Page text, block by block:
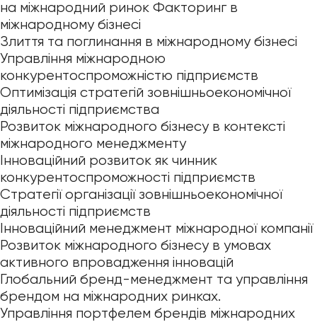
на міжнародний ринок Факторинг в
міжнародному бізнесі
Злиття та поглинання в міжнародному бізнесі
Управління міжнародною
конкурентоспроможністю підприємств
Оптимізація стратегій зовнішньоекономічної
діяльності підприємства
Розвиток міжнародного бізнесу в контексті
міжнародного менеджменту
Інноваційний розвиток як чинник
конкурентоспроможності підприємств
Стратегії організації зовнішньоекономічної
діяльності підприємств
Інноваційний менеджмент міжнародної компанії
Розвиток міжнародного бізнесу в умовах
активного впровадження інновацій
Глобальний бренд-менеджмент та управління
брендом на міжнародних ринках.
Управління портфелем брендів міжнародних